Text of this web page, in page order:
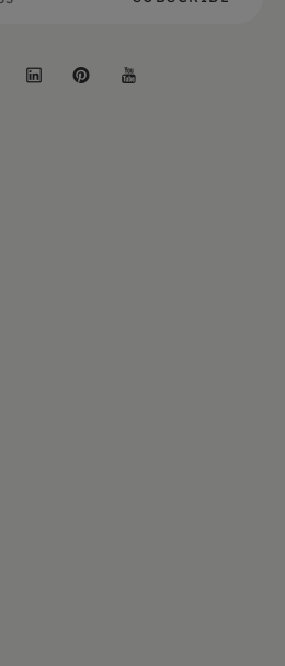
Instagram
LinkedInPinterest